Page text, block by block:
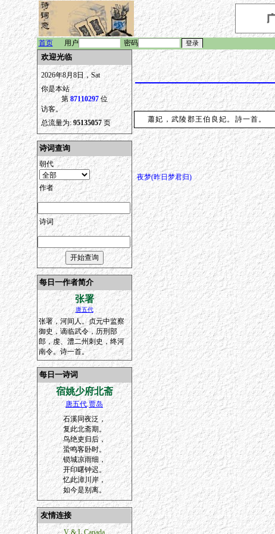
首页 用户 密码
欢迎光临
2026年8月8日，Sat
你是本站
第87110297位
访客。
总流量为:95135057页
诗词查询
朝代
作者
诗词
每日一作者简介
张署
唐五代
张署，河间人。贞元中监察
御史，谪临武令，历刑部
郎，虔、澧二州刺史，终河
南令。诗一首。
每日一诗词
宿姚少府北斋
唐五代.贾岛
石溪同夜泛，
复此北斋期。
鸟绝吏归后，
蛩鸣客卧时。
锁城凉雨细，
开印曙钟迟。
忆此漳川岸，
如今是别离。
友情连接
V & L Canada
蕭妃，武陵郡王伯良妃。詩一首。
夜梦(昨日梦君归)